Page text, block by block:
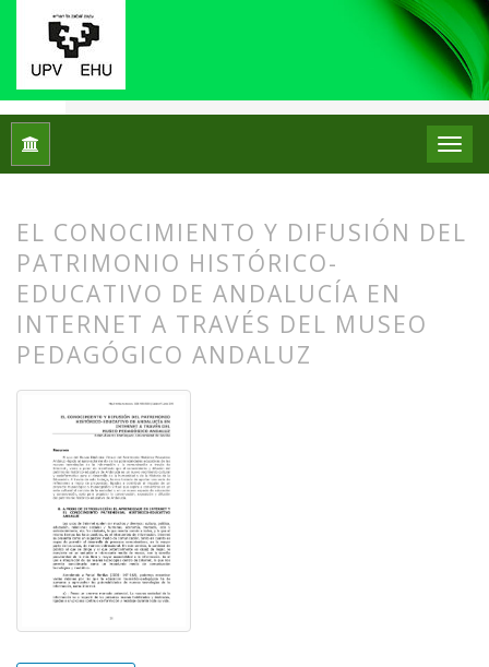
Inicio
EL CONOCIMIENTO Y DIFUSIÓN DEL
PATRIMONIO HISTÓRICO-
EDUCATIVO DE ANDALUCÍA EN
INTERNET A TRAVÉS DEL MUSEO
PEDAGÓGICO ANDALUZ